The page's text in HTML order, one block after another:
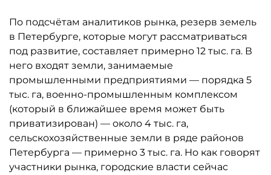
По подсчётам аналитиков рынка, резерв земель
в Петербурге, которые могут рассматриваться
под развитие, составляет примерно 12 тыс. га. В
него входят земли, занимаемые
промышленными предприятиями — порядка 5
тыс. га, военно-промышленным комплексом
(который в ближайшее время может быть
приватизирован) — около 4 тыс. га,
сельскохозяйственные земли в ряде районов
Петербурга — примерно 3 тыс. га. Но как говорят
участники рынка, городские власти сейчас